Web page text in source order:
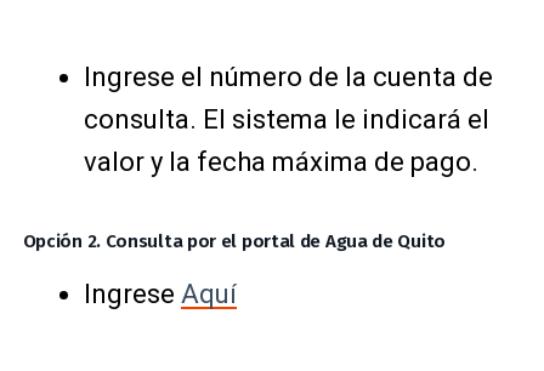
Ingrese el número de la cuenta de
consulta. El sistema le indicará el
valor y la fecha máxima de pago.
Opción 2. Consulta por el portal de Agua de Quito
Ingrese Aquí